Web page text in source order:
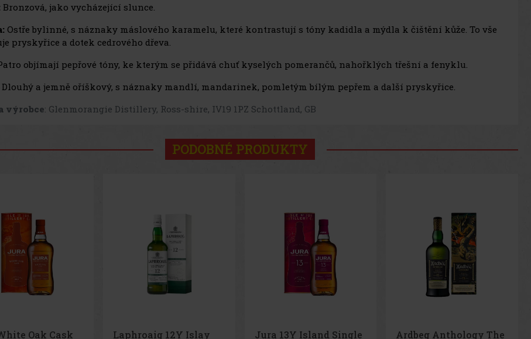
Bronzová, jako vycházející slunce.
Ostře bylinné, s náznaky máslového karamelu, které kontrastují s tóny kadidla a mýdla k čištění kůže. To vše
pryskyřice a dotek cedrového dřeva.
objímají pepřové tóny, ke kterým se přidává chuť kyselých pomerančů, nahořklých třešní a fenyklu.
Dlouhý a jemně oříškový, s náznaky mandlí, mandarinek, pomletým bílým pepřem a další pryskyřice.
výrobce: Glenmorangie Distillery, Ross-shire, IV19 1PZ Schottland, GB
PODOBNÉ PRODUKTY
12Y Islay
Jura 13Y Island Single
Ardbeg Anthology The
Glenmorangie A Tale